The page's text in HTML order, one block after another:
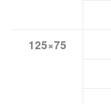
125×75